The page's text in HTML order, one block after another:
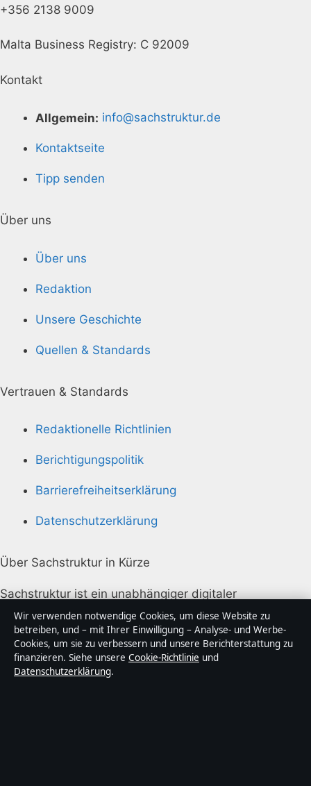
+356 2138 9009
Malta Business Registry: C 92009
Kontakt
Allgemein: info@sachstruktur.de
Kontaktseite
Tipp senden
Über uns
Über uns
Redaktion
Unsere Geschichte
Quellen & Standards
Vertrauen & Standards
Redaktionelle Richtlinien
Berichtigungspolitik
Barrierefreiheitserklärung
Datenschutzerklärung
Über Sachstruktur in Kürze
Sachstruktur ist ein unabhängiger digitaler
Nachrichtenanbieter mit Fokus auf Politik, Wirtschaft,
Technik und Gesellschaft in Deutschland. Jeder Artikel
trägt eine Byline, wird von einem Redakteur geprüft
und vor der Veröffentlichung faktengecheckt.
Wir verwenden notwendige Cookies, um diese Website zu
betreiben, und – mit Ihrer Einwilligung – Analyse- und Werbe-
Cookies, um sie zu verbessern und unsere Berichterstattung zu
finanzieren. Siehe unsere Cookie-Richtlinie und
Datenschutzerklärung.